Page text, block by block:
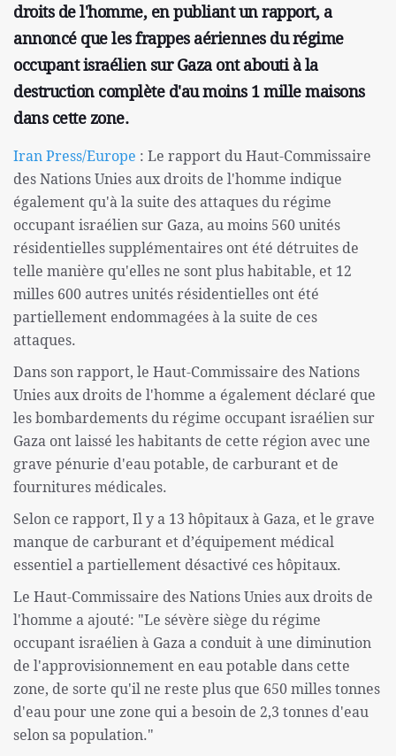
droits de l'homme, en publiant un rapport, a
annoncé que les frappes aériennes du régime
occupant israélien sur Gaza ont abouti à la
destruction complète d'au moins 1 mille maisons
dans cette zone.
Iran Press/Europe : Le rapport du Haut-Commissaire
des Nations Unies aux droits de l'homme indique
également qu'à la suite des attaques du régime
occupant israélien sur Gaza, au moins 560 unités
résidentielles supplémentaires ont été détruites de
telle manière qu'elles ne sont plus habitable, et 12
milles 600 autres unités résidentielles ont été
partiellement endommagées à la suite de ces
attaques.
Dans son rapport, le Haut-Commissaire des Nations
Unies aux droits de l'homme a également déclaré que
les bombardements du régime occupant israélien sur
Gaza ont laissé les habitants de cette région avec une
grave pénurie d'eau potable, de carburant et de
fournitures médicales.
Selon ce rapport, Il y a 13 hôpitaux à Gaza, et le grave
manque de carburant et d’équipement médical
essentiel a partiellement désactivé ces hôpitaux.
Le Haut-Commissaire des Nations Unies aux droits de
l'homme a ajouté: "Le sévère siège du régime
occupant israélien à Gaza a conduit à une diminution
de l'approvisionnement en eau potable dans cette
zone, de sorte qu'il ne reste plus que 650 milles tonnes
d'eau pour une zone qui a besoin de 2,3 tonnes d'eau
selon sa population."